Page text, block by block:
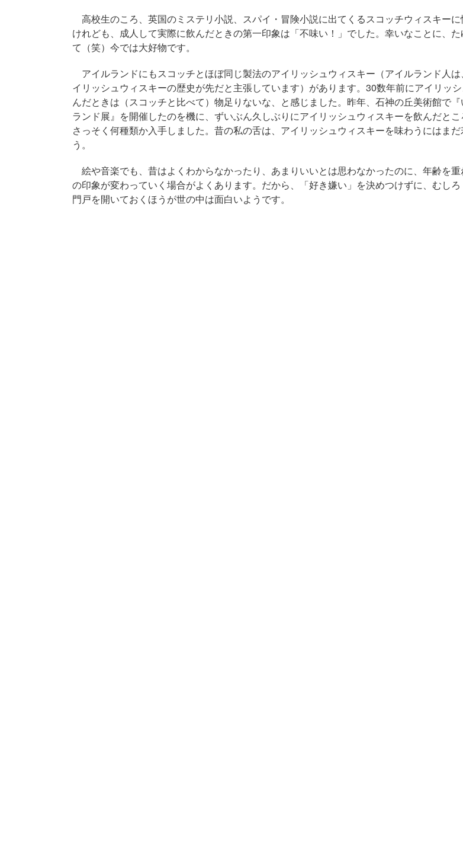
高校生のころ、英国のミステリ小説、スパイ・冒険小説に出てくるスコッチウィスキーに
けれども、成人して実際に飲んだときの第一印象は「不味い！」でした。幸いなことに、
て（笑）今では大好物です。
アイルランドにもスコッチとほぼ同じ製法のアイリッシュウィスキー（アイルランド人
イリッシュウィスキーの歴史が先だと主張しています）があります。30数年前にアイリッ
んだときは（スコッチと比べて）物足りないな、と感じました。昨年、石神の丘美術館で
ランド展』を開催したのを機に、ずいぶん久しぶりにアイリッシュウィスキーを飲んだとこ
さっそく何種類か入手しました。昔の私の舌は、アイリッシュウィスキーを味わうにはまだ
う。
絵や音楽でも、昔はよくわからなかったり、あまりいいとは思わなかったのに、年齢を
の印象が変わっていく場合がよくあります。だから、「好き嫌い」を決めつけずに、むし
門戸を開いておくほうが世の中は面白いようです。